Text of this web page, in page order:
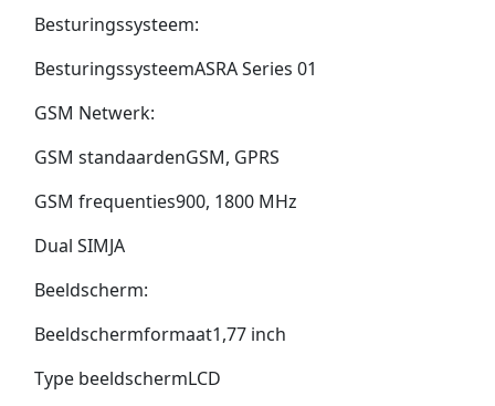
Besturingssysteem:
BesturingssysteemASRA Series 01
GSM Netwerk:
GSM standaardenGSM, GPRS
GSM frequenties900, 1800 MHz
Dual SIMJA
Beeldscherm:
Beeldschermformaat1,77 inch
Type beeldschermLCD